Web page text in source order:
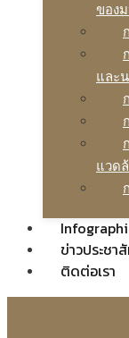
ของ
และ
แวด
ข่าวประชา
ติดต่อเรา